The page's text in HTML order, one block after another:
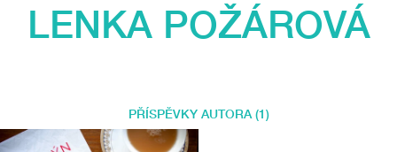
LENKA POŽÁROVÁ
PŘÍSPĚVKY AUTORA (1)